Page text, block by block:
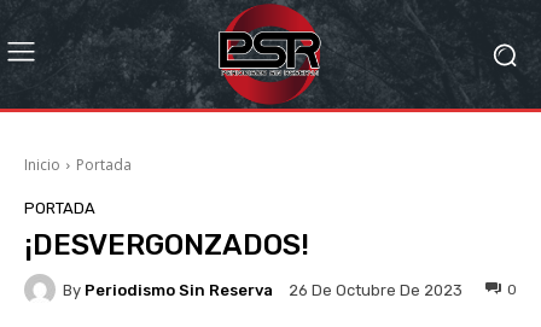
Inicio Portada
PORTADA
¡DESVERGONZADOS!
By Periodismo Sin Reserva 26 De Octubre De 2023 0